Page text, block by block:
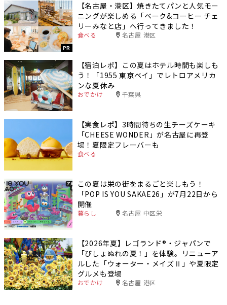
PR
【名古屋・港区】焼きたてパンと人気モー
ニングが楽しめる「ベーク&コーヒー チェ
リーみなと店」へ行ってきました！
食べる 名古屋 港区
【宿泊レポ】この夏はホテル時間も楽しも
う！「1955 東京ベイ」でレトロアメリカ
ンな夏休み
おでかけ 千葉県
【実食レポ】3時間待ちの生チーズケーキ
「CHEESE WONDER」が名古屋に再登
場！夏限定フレーバーも
食べる
この夏は栄の街をまるごと楽しもう！
「POP IS YOU SAKAE26」が7月22日から
開催
暮らし 名古屋 中区栄
【2026年夏】レゴランド®・ジャパンで
「びしょぬれの夏！」を体験。リニューア
ルした「ウォーター・メイズⅡ」や夏限定
グルメも登場
おでかけ 名古屋 港区